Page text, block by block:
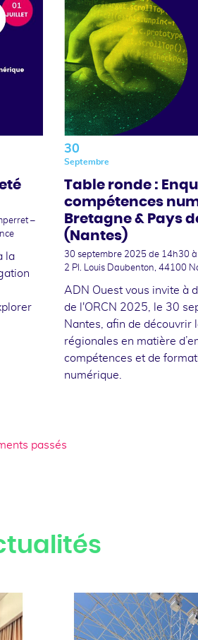
–
la
30
Septembre
Table ronde :
compétences
Bretagne & Pays
(Nantes)
30 septembre 2025 de 14h30
2 Pl. Louis Daubenton, 44100
ADN Ouest vous invite à
de l'ORCN 2025, le 30
Nantes, afin de découvrir
régionales en matière
compétences et de
numérique.
passés